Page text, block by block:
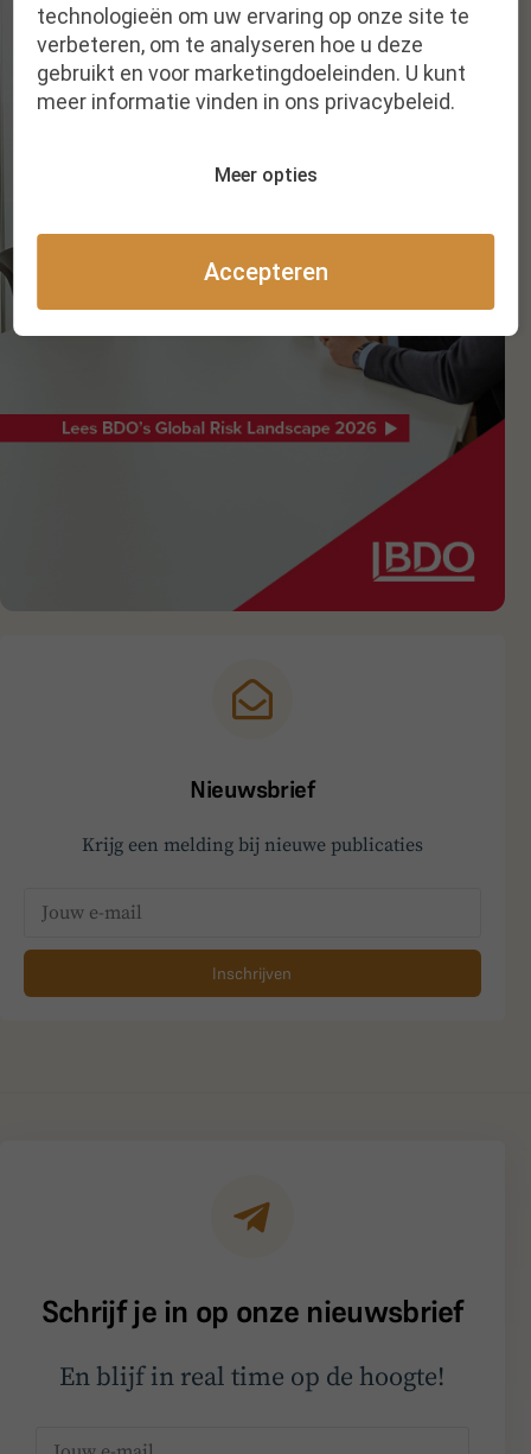
Nieuwsbrief
Krijg een melding bij nieuwe publicaties
Inschrijven
Schrijf je in op onze nieuwsbrief
En blijf in real time op de hoogte!
technologieën om uw ervaring op onze site te
verbeteren, om te analyseren hoe u deze
gebruikt en voor marketingdoeleinden. U kunt
meer informatie vinden in ons privacybeleid.
Meer opties
Accepteren